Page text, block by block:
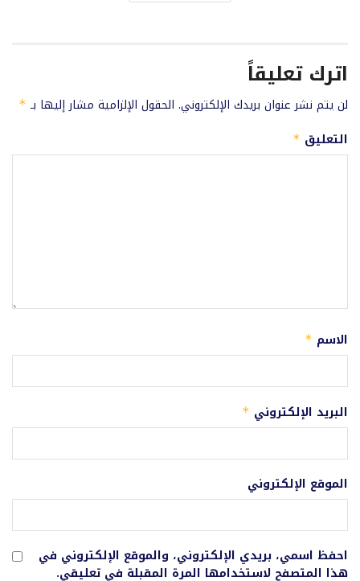
اترك تعليقاً
لن يتم نشر عنوان بريدك الإلكتروني. الحقول الإلزامية مشار إليها بـ *
التعليق *
الاسم *
البريد الإلكتروني *
الموقع الإلكتروني
احفظ اسمي، بريدي الإلكتروني، والموقع الإلكتروني في
هذا المتصفح لاستخدامها المرة المقبلة في تعليقي.